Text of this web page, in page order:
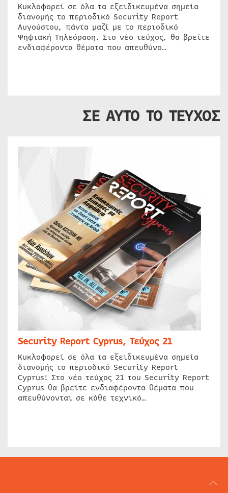
Κυκλοφορεί σε όλα τα εξειδικευμένα σημεία
διανομής το περιοδικό Security Report
Αυγούστου, πάντα μαζί με το περιοδικό
Ψηφιακή Τηλεόραση. Στο νέο τεύχος, θα βρείτε
ενδιαφέροντα θέματα που απευθύνο…
ΣΕ ΑΥΤΟ ΤΟ ΤΕΥΧΟΣ
Security Report Cyprus, Τεύχος 21
Κυκλοφορεί σε όλα τα εξειδικευμένα σημεία
διανομής το περιοδικό Security Report
Cyprus! Στο νέο τεύχος 21 του Security Report
Cyprus θα βρείτε ενδιαφέροντα θέματα που
απευθύνονται σε κάθε τεχνικό…